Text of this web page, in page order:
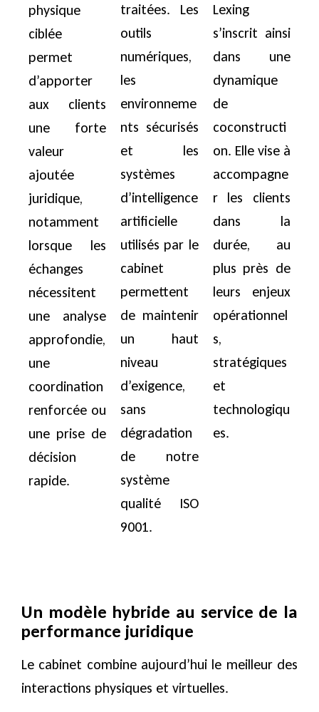
physique
ciblée
permet
d’apporter
aux clients
une forte
valeur
ajoutée
juridique,
notamment
lorsque les
échanges
nécessitent
une analyse
approfondie,
une
coordination
renforcée ou
une prise de
décision
rapide.
traitées. Les
outils
numériques,
les
environneme
nts sécurisés
et les
systèmes
d’intelligence
artificielle
utilisés par le
cabinet
permettent
de maintenir
un haut
niveau
d’exigence,
sans
dégradation
de notre
système
qualité ISO
9001.
Lexing
s’inscrit ainsi
dans une
dynamique
de
coconstructi
on. Elle vise à
accompagne
r les clients
dans la
durée, au
plus près de
leurs enjeux
opérationnel
s,
stratégiques
et
technologiqu
es.
Un modèle hybride au service de la
performance juridique
Le cabinet combine aujourd’hui le meilleur des
interactions physiques et virtuelles.